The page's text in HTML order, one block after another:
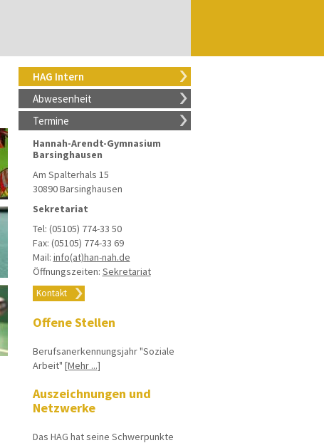
HAG Intern
Abwesenheit
Termine
Hannah-Arendt-Gymnasium
Barsinghausen
Am Spalterhals 15
30890 Barsinghausen
Sekretariat
Tel: (05105) 774-33 50
Fax: (05105) 774-33 69
Mail: info(at)han-nah.de
Öffnungszeiten: Sekretariat
Kontakt
Offene Stellen
Berufsanerkennungsjahr "Soziale
Arbeit" [Mehr ...]
Auszeichnungen und
Netzwerke
Das HAG hat seine Schwerpunkte